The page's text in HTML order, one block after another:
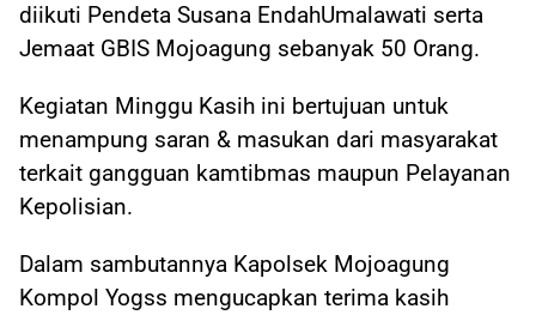
diikuti Pendeta Susana EndahUmalawati serta
Jemaat GBIS Mojoagung sebanyak 50 Orang.
Kegiatan Minggu Kasih ini bertujuan untuk
menampung saran & masukan dari masyarakat
terkait gangguan kamtibmas maupun Pelayanan
Kepolisian.
Dalam sambutannya Kapolsek Mojoagung
Kompol Yogss mengucapkan terima kasih